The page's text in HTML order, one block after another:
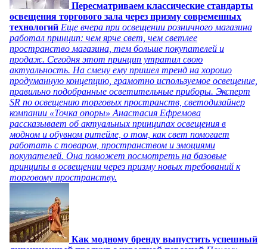
Пересматриваем классические стандарты
освещения торгового зала через призму современных
технологий Еще вчера при освещении розничного магазина
работал принцип: чем ярче свет, чем светлее
пространство магазина, тем больше покупателей и
продаж. Сегодня этот принцип утратил свою
актуальность. На смену ему пришел тренд на хорошо
продуманную концепцию, грамотно используемое освещение,
правильно подобранные осветительные приборы. Эксперт
SR по освещению торговых пространств, светодизайнер
компании «Точка опоры» Анастасия Ефремова
рассказывает об актуальных принципах освещения в
модном и обувном ритейле, о том, как свет помогает
работать с товаром, пространством и эмоциями
покупателей. Она поможет посмотреть на базовые
принципы в освещении через призму новых требований к
торговому пространству.
Как модному бренду выпустить успешный